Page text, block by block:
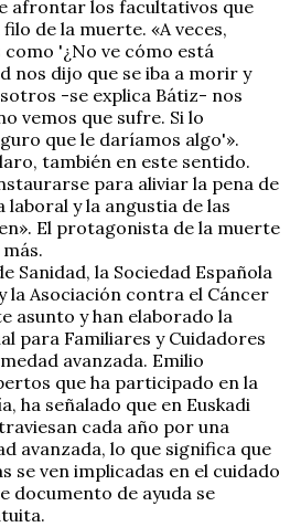
afrontar los facultativos que
de la muerte. «A veces,
'¿No ve cómo está
nos dijo que se iba a morir y
-se explica Bátiz- nos
vemos que sufre. Si lo
que le daríamos algo'».
también en este sentido.
para aliviar la pena de
y la angustia de las
El protagonista de la muerte
Sanidad, la Sociedad Española
la Asociación contra el Cáncer
asunto y han elaborado la
para Familiares y Cuidadores
avanzada. Emilio
que ha participado en la
ha señalado que en Euskadi
cada año por una
avanzada, lo que significa que
se ven implicadas en el cuidado
documento de ayuda se